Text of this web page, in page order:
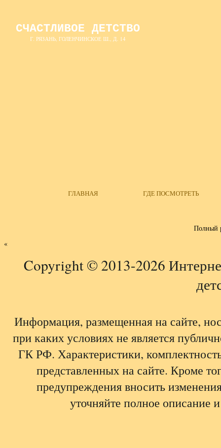
СЧАСТЛИВОЕ ДЕТСТВО
Г. РЯЗАНЬ, ГОЛЕНЧИНСКОЕ Ш., Д. 14
ГЛАВНАЯ ГДЕ ПОСМОТРЕТЬ
Полный
«
Copyright © 2013-2026
Информация, размещенная на сайте,
при каких условиях не является
ГК РФ. Характеристики,
представленных на сайте. Кроме
предупреждения вносить
уточняйте полное описание